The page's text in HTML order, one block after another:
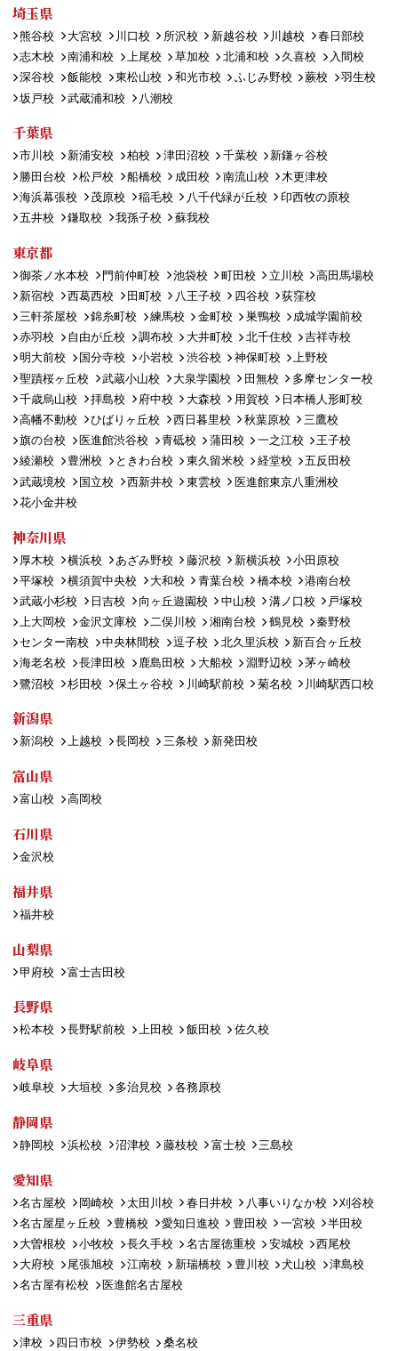
埼玉県
熊谷校 大宮校 川口校 所沢校 新越谷校 川越校
春日部校
志木校
南浦和校 上尾校 草加校 北浦和校 久喜校
入間校
深谷校
飯能校 東松山校 和光市校 ふじみ野校 蕨校
羽生校
坂戸校
武蔵浦和校 八潮校
千葉県
市川校 新浦安校 柏校 津田沼校 千葉校
新鎌ヶ谷校
勝田台校
松戸校 船橋校 成田校 南流山校
木更津校
海浜幕張校
茂原校 稲毛校 八千代緑が丘校
印西牧の原校
五井校
鎌取校 我孫子校 蘇我校
東京都
御茶ノ水本校 門前仲町校 池袋校 町田校 立川校
高田馬場校
新宿校
西葛西校 田町校 八王子校 四谷校
荻窪校
三軒茶屋校
錦糸町校 練馬校 金町校 巣鴨校
成城学園前校
赤羽校
自由が丘校 調布校 大井町校 北千住校
吉祥寺校
明大前校
国分寺校 小岩校 渋谷校 神保町校
上野校
聖蹟桜ヶ丘校
武蔵小山校 大泉学園校 田無校
多摩センター校
千歳烏山校
拝島校 府中校 大森校 用賀校
日本橋人形町校
高幡不動校
ひばりヶ丘校 西日暮里校 秋葉原校
三鷹校
旗の台校
医進館渋谷校 青砥校 蒲田校 一之江校
王子校
綾瀬校
豊洲校 ときわ台校 東久留米校 経堂校
五反田校
武蔵境校
国立校 西新井校 東雲校
医進館東京八重洲校
花小金井校
神奈川県
厚木校 横浜校 あざみ野校 藤沢校 新横浜校
小田原校
平塚校
横須賀中央校 大和校 青葉台校 橋本校
港南台校
武蔵小杉校
日吉校 向ヶ丘遊園校 中山校 溝ノ口校
戸塚校
上大岡校
金沢文庫校 二俣川校 湘南台校 鶴見校
秦野校
センター南校
中央林間校 逗子校 北久里浜校
新百合ヶ丘校
海老名校
長津田校 鹿島田校 大船校 淵野辺校
茅ヶ崎校
鷺沼校
杉田校 保土ヶ谷校 川崎駅前校 菊名校 川崎駅西口校
新潟県
新潟校 上越校 長岡校 三条校 新発田校
富山県
富山校 高岡校
石川県
金沢校
福井県
福井校
山梨県
甲府校 富士吉田校
長野県
松本校 長野駅前校 上田校 飯田校 佐久校
岐阜県
岐阜校 大垣校 多治見校 各務原校
静岡県
静岡校 浜松校 沼津校 藤枝校 富士校 三島校
愛知県
名古屋校 岡崎校 太田川校 春日井校 八事いりなか校
刈谷校
名古屋星ヶ丘校
豊橋校 愛知日進校 豊田校 一宮校
半田校
大曽根校
小牧校 長久手校 名古屋徳重校 安城校
西尾校
大府校
尾張旭校 江南校 新瑞橋校 豊川校 犬山校
津島校
名古屋有松校
医進館名古屋校
三重県
津校 四日市校 伊勢校 桑名校